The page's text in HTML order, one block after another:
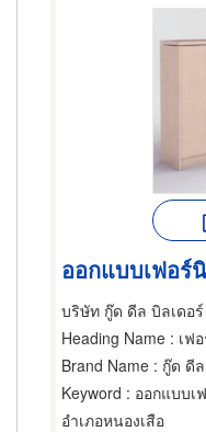
ออกแบบเฟอร์
บริษัท กู๊ด ดีล บิลเดอ
Heading Name : เฟ
Brand Name : กู๊ด ดี
Keyword : ออกแบบเ
อำเภอหนองเสือ